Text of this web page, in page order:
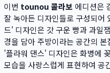
이번 tounou 콜라보 에디션은
잘 녹아든 디자인들로 구성되어
드' 디자인은 갓 구운 빵과 과일
경을 담아 주방이라는 공간의
'플라워 댄스' 디자인은 화병에
모습을 사랑스럽게 표현하여 공